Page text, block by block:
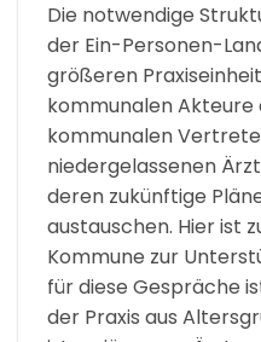
Die notwendige
der Ein-Personen-
größeren
kommunalen Akteure
kommunalen
niedergelassenen
deren zukünftige
austauschen. Hier ist
Kommune zur
für diese Gespräche
der Praxis aus